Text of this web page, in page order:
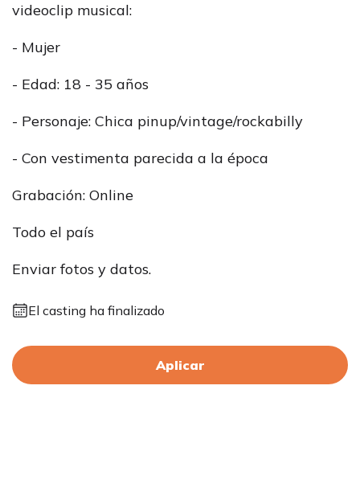
videoclip musical:
- Mujer
- Edad: 18 - 35 años
- Personaje: Chica pinup/vintage/rockabilly
- Con vestimenta parecida a la época
Grabación: Online
Todo el país
Enviar fotos y datos.
El casting ha finalizado
Aplicar